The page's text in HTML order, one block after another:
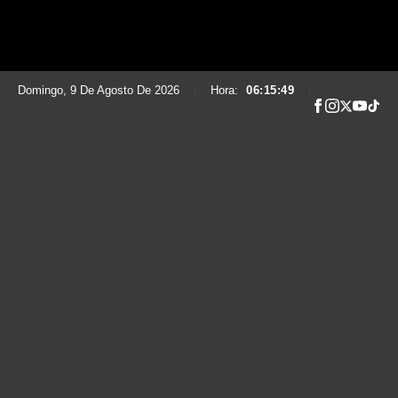
Domingo, 9 De Agosto De 2026 Hora: 06:15:50